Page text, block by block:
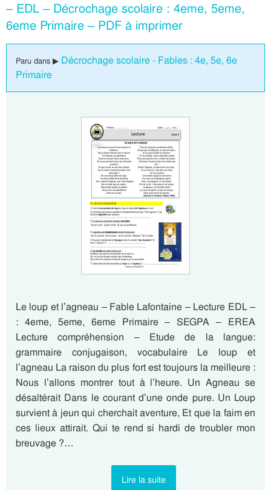
– EDL – Décrochage scolaire : 4eme, 5eme,
6eme Primaire – PDF à imprimer
Paru dans ▶ Décrochage scolaire - Fables : 4e, 5e, 6e
Primaire
Le loup et l’agneau – Fable Lafontaine – Lecture EDL –
: 4eme, 5eme, 6eme Primaire – SEGPA – EREA
Lecture compréhension – Etude de la langue:
grammaire conjugaison, vocabulaire Le loup et
l’agneau La raison du plus fort est toujours la meilleure :
Nous l’allons montrer tout à l’heure. Un Agneau se
désaltérait Dans le courant d’une onde pure. Un Loup
survient à jeun qui cherchait aventure, Et que la faim en
ces lieux attirait. Qui te rend si hardi de troubler mon
breuvage ?…
Lire la suite